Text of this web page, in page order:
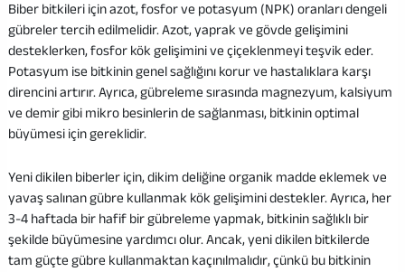
Biber bitkileri için azot, fosfor ve potasyum (NPK) oranları dengeli
gübreler tercih edilmelidir. Azot, yaprak ve gövde gelişimini
desteklerken, fosfor kök gelişimini ve çiçeklenmeyi teşvik eder.
Potasyum ise bitkinin genel sağlığını korur ve hastalıklara karşı
direncini artırır. Ayrıca, gübreleme sırasında magnezyum, kalsiyum
ve demir gibi mikro besinlerin de sağlanması, bitkinin optimal
büyümesi için gereklidir.
Yeni dikilen biberler için, dikim deliğine organik madde eklemek ve
yavaş salınan gübre kullanmak kök gelişimini destekler. Ayrıca, her
3-4 haftada bir hafif bir gübreleme yapmak, bitkinin sağlıklı bir
şekilde büyümesine yardımcı olur. Ancak, yeni dikilen bitkilerde
tam güçte gübre kullanmaktan kaçınılmalıdır, çünkü bu bitkinin